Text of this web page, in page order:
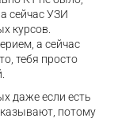
сейчас УЗИ
курсов.
а сейчас
тебя просто
даже если есть
потому